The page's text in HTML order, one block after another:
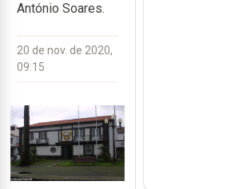
António Soares.
20 de nov. de 2020,
09:15